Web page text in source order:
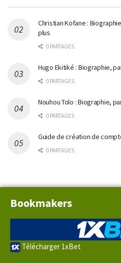
Christian Kofane :
plus
0 PARTAGES
Hugo Ekitiké : Biographie,
0 PARTAGES
Nouhou Tolo : Biographie,
0 PARTAGES
Guide de création de
0 PARTAGES
Bookmakers
Télécharger 1xBet